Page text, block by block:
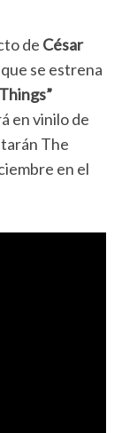
de César
se estrena
en vinilo de
The
en el